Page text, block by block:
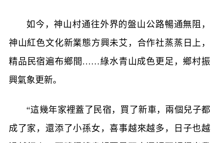
如今，神山村通往外界的盤山公路暢通無阻，
神山紅色文化新業態方興未艾，合作社蒸蒸日上，
精品民宿遍布鄉間……綠水青山成色更足，鄉村振
興氣象更新。
“這幾年家裡蓋了民宿，買了新車，兩個兒子都
成了家，還添了小孫女，喜事越來越多，日子也越